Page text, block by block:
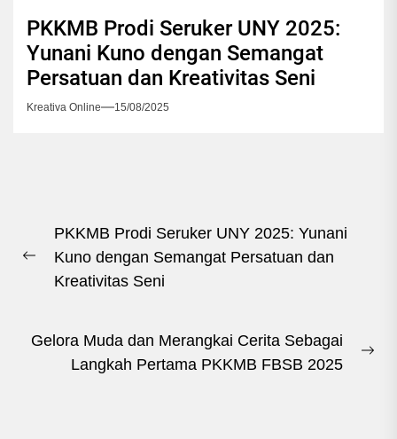
PKKMB Prodi Seruker UNY 2025:
Yunani Kuno dengan Semangat
Persatuan dan Kreativitas Seni
Kreativa Online 15/08/2025
pos
Previous
post:
PKKMB Prodi Seruker UNY 2025: Yunani
Kuno dengan Semangat Persatuan dan
Kreativitas Seni
Gelora Muda dan Merangkai Cerita Sebagai
Langkah Pertama PKKMB FBSB 2025